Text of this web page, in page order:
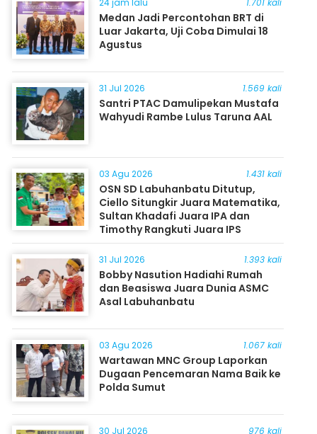
24 jam lalu 1.701 kali
Medan Jadi Percontohan BRT di
Luar Jakarta, Uji Coba Dimulai 18
Agustus
31 Jul 2026 1.569 kali
Santri PTAC Damulipekan Mustafa
Wahyudi Rambe Lulus Taruna AAL
03 Agu 2026 1.431 kali
OSN SD Labuhanbatu Ditutup,
Ciello Situngkir Juara Matematika,
Sultan Khadafi Juara IPA dan
Timothy Rangkuti Juara IPS
31 Jul 2026 1.393 kali
Bobby Nasution Hadiahi Rumah
dan Beasiswa Juara Dunia ASMC
Asal Labuhanbatu
03 Agu 2026 1.067 kali
Wartawan MNC Group Laporkan
Dugaan Pencemaran Nama Baik ke
Polda Sumut
30 Jul 2026 976 kali